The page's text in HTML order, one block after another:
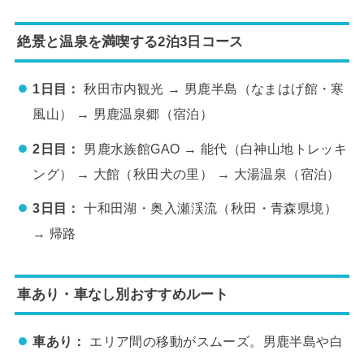
絶景と温泉を満喫する2泊3日コース
1日目：
秋田市内観光 → 男鹿半島（なまはげ館・寒
風山） → 男鹿温泉郷（宿泊）
2日目：
男鹿水族館GAO → 能代（白神山地トレッキ
ング） → 大館（秋田犬の里） → 大湯温泉（宿泊）
3日目：
十和田湖・奥入瀬渓流（秋田・青森県境）
→ 帰路
車あり・車なし別おすすめルート
車あり：
エリア間の移動がスムーズ。男鹿半島や白